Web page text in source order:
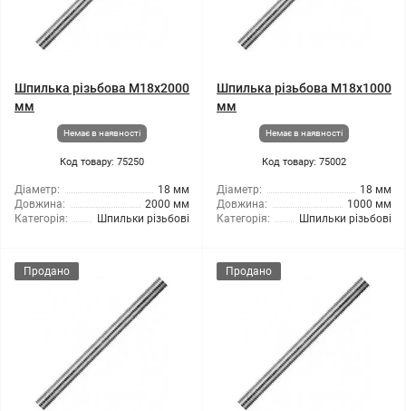
Шпилька різьбова M18x2000
мм
Немає в наявності
Код товару: 75250
Діаметр:
18 мм
Довжина:
2000 мм
Категорія:
Шпильки різьбові
Шпилька різьбова M18x1000
мм
Немає в наявності
Код товару: 75002
Діаметр:
18 мм
Довжина:
1000 мм
Категорія:
Шпильки різьбові
Продано Продано